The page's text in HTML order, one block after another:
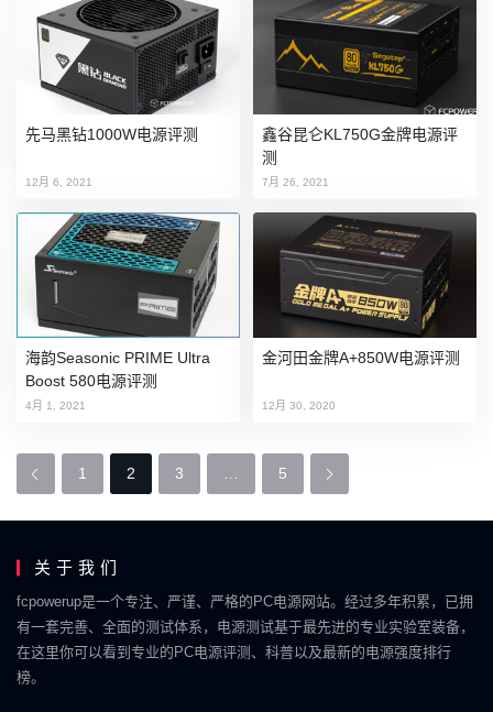
先马黑钻1000W电源评测
12月 6, 2021
鑫谷昆仑KL750G金牌电源评
测
7月 26, 2021
海韵Seasonic PRIME Ultra
Boost 580电源评测
4月 1, 2021
金河田金牌A+850W电源评测
12月 30, 2020
t
s
N
a
1 2 3 5
关于我们
fcpowerup是一个专注、严谨、严格的PC电源网站。经过多年积累，已拥
有一套完善、全面的测试体系，电源测试基于最先进的专业实验室装备，
在这里你可以看到专业的PC电源评测、科普以及最新的电源强度排行
榜。